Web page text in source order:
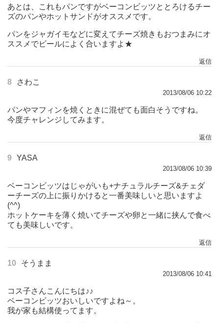
あとは、これもパンですがベーコンビッツととろけるチー
ズのパンやホットサンドがオススメです。
パンをジャガイモなどに変えてチーズ焼きもおつまみにオ
ススメでビールによく合いますよ★
返信
8 さわこ
2013/08/06 10:22
パンやマフィンを焼くときに混ぜても面白そうですね。
今度チャレンジしてみます。
返信
9 YASA
2013/08/06 10:39
ベーコンビッツはじゃがいも+ナチュラルチーズ&チェダ
ーチーズの上に振りかけると一番美味しいと思いますよ
(^^)
ホットケーキを薄く焼いてチーズや卵と一緒に挟んで食べ
ても美味しいです。
返信
10 そうまま
2013/08/06 10:41
コス子さんこんにちは♪♪
ベーコンビッツおいしいですよね～。
我が家も結構使ってます。